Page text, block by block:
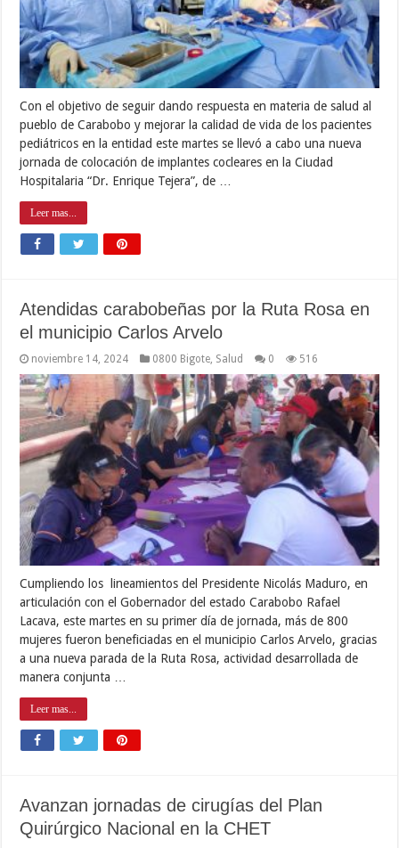
Con el objetivo de seguir dando respuesta en materia de salud al
pueblo de Carabobo y mejorar la calidad de vida de los pacientes
pediátricos en la entidad este martes se llevó a cabo una nueva
jornada de colocación de implantes cocleares en la Ciudad
Hospitalaria “Dr. Enrique Tejera”, de …
Leer mas...
Atendidas carabobeñas por la Ruta Rosa en
el municipio Carlos Arvelo
noviembre 14, 2024 0800 Bigote, Salud 0 516
Cumpliendo los lineamientos del Presidente Nicolás Maduro, en
articulación con el Gobernador del estado Carabobo Rafael
Lacava, este martes en su primer día de jornada, más de 800
mujeres fueron beneficiadas en el municipio Carlos Arvelo, gracias
a una nueva parada de la Ruta Rosa, actividad desarrollada de
manera conjunta …
Leer mas...
Avanzan jornadas de cirugías del Plan
Quirúrgico Nacional en la CHET